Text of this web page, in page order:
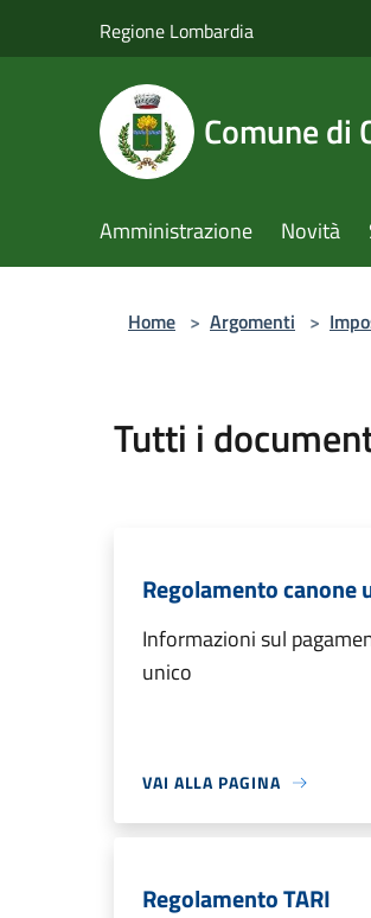
Regione Lombardia
Comune di
Amministrazione Novità
Home > Argomenti >
Tutti i
Regolamento canone
Informazioni sul
unico
VAI ALLA PAGINA
Regolamento TARI